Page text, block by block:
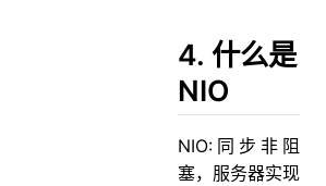
4. 什么是
NIO
NIO:同步非阻
塞，服务器实现